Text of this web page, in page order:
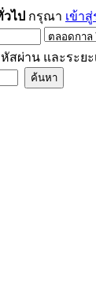
ไป กรุณา เข้า
สผ่าน และระย